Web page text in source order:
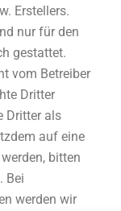
Erstellers.
nur für den
gestattet.
vom Betreiber
Dritter
Dritter als
auf eine
bitten
Bei
werden wir